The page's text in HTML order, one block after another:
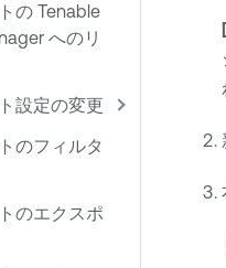
の Tenable
へのリ
設定の変更
のフィルタ
のエクスポ